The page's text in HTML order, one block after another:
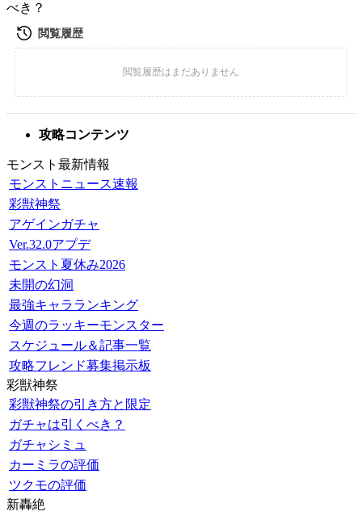
べき？
攻略コンテンツ
モンスト最新情報
モンストニュース速報
彩獣神祭
アゲインガチャ
Ver.32.0アプデ
モンスト夏休み2026
未開の幻洞
最強キャラランキング
今週のラッキーモンスター
スケジュール＆記事一覧
攻略フレンド募集掲示板
彩獣神祭
彩獣神祭の引き方と限定
ガチャは引くべき？
ガチャシミュ
カーミラの評価
ツクモの評価
新轟絶